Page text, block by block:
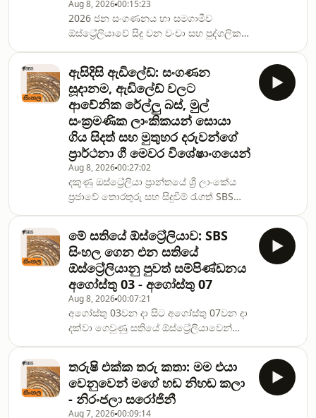
Aug 8, 202600:15:23
2026 ජන සංගණනය හා සමගාමීව
ඕස්ට්‍රේලියාවේ සිදු වන වංචා සහ පුද්ගලික
බේරීමට දැනගතයුතු දේ ගැන SBS සිංහල
සේවය සිදු කල දෙවැනි සාකච්චාවට සවන්
දෙන්න
ඇසිදිසි ඇඩිලේඩ්: සංගණන
සූදානම, ඇඩිලේඩ් වලට
ආවේනික රේල්ලු බස්, මුල්
සංක්‍රමණික ලාංකිකයන් සොයා
ගිය සිදත් සහ මුතුහර දරුවන්ගේ
ප්‍රාර්ථනා ගී මෙවර විශේෂාංගයෙන්
Aug 8, 202600:27:02
දකුණු ඔස්ට්‍රේලියා ප්‍රාන්තයේ ශ්‍රී ලාංකේය
ප්‍රජාවේ තොරතුරු සහ සිදුවීම් රැගත් SBS
‘ඇසිදිසි ඇඩිලේඩ්’ මාසික වාර්තාමය
විශේෂාංගය.Find our podcasts in the
SBS Sinhala podcast collection. You
can listen to the SBS Sinhala podcasts
on the&nbsp;SBS South Asian
YouTube channel.Tune in to the SBS
Sinhala live radio at 11 am on
Monday, Tuesday, Thursday, and
Friday via SBS
මේ සතියේ ඕස්ට්‍රේලියාව: SBS
සිංහල ගෙන එන සතියේ
ඕස්ට්‍රේලියානු පුවත් සම්පිණ්ඩනය
අගෝස්තු 03 - අගෝස්තු 07
Aug 8, 202600:07:21
අගෝස්තු 03වන දා සිට අගෝස්තු 07වන දා
දක්වා ගෙවුණු සතියේ ඕස්ට්‍රේලියාවෙන්
සම්පිණ්ඩනයට සවන් දෙන්න.
තරුෂි එක්ක තරු කතා: මම එයා
වෙනුවෙන් මගේ හඬ නිහඬ කලා
- නිරංජලා සරෝජිනී
Aug 7, 202600:09:14